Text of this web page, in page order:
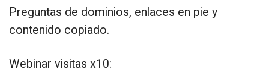
Preguntas de dominios, enlaces en pie y
contenido copiado.
Webinar visitas x10: